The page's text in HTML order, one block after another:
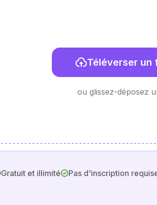
Téléverser un
ou glissez-déposez
Gratuit et illimité Pas d'inscription